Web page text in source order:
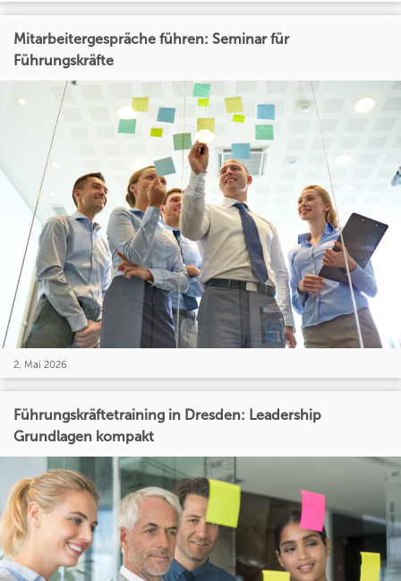
Mitarbeitergespräche führen: Seminar für
Führungskräfte
2. Mai 2026
Führungskräftetraining in Dresden: Leadership
Grundlagen kompakt